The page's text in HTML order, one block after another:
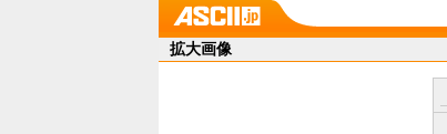
拡大画像